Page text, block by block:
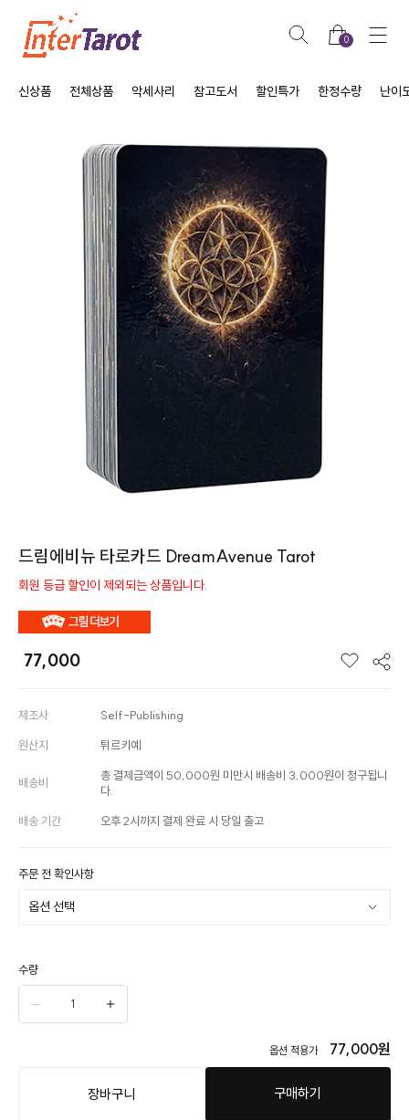
0
신상품 전체상품 악세사리 참고도서 할인특가 한정수량 난이
드림에비뉴 타로카드 DreamAvenue Tarot
회원 등급 할인이 제외되는 상품입니다.
77,000
제조사 Self-Publishing
원산지 튀르키예
배송비
총 결제금액이 50,000원 미만시 배송비 3,000원이 청구됩니
다.
배송 기간 오후 2시까지 결제 완료 시 당일 출고
주문 전 확인사항
수량
옵션 적용가 77,000원
장바구니 구매하기